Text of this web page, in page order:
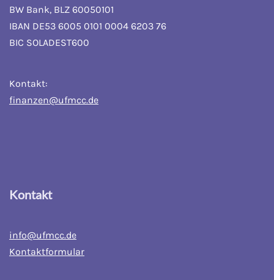
BW Bank, BLZ 60050101
IBAN DE53 6005 0101 0004 6203 76
BIC SOLADEST600
Kontakt:
finanzen@ufmcc.de
Kontakt
info@ufmcc.de
Kontaktformular